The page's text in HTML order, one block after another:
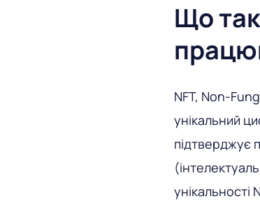
Що
NFT, Non-
унікальний
підтверджує
унікальності